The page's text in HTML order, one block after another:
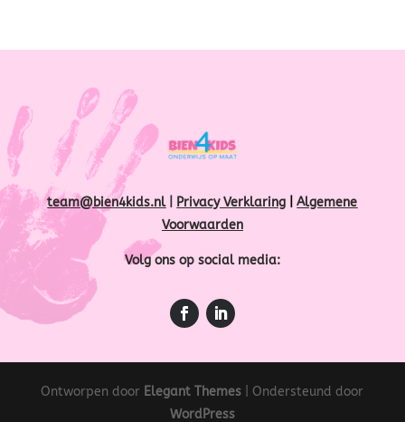
team@bien4kids.nl| Privacy Verklaring |Algemene
Voorwaarden
Volg ons op social media:
Ontworpen door Elegant Themes | Ondersteund door
WordPress